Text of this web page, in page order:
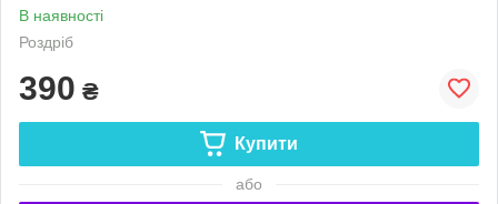
В наявності
Роздріб
390 ₴
Купити
або